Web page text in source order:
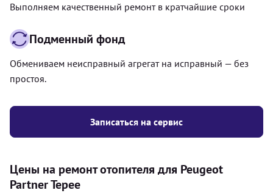
Записаться на сервис
Выполняем качественный ремонт в кратчайшие сроки
Подменный фонд
Обмениваем неисправный агрегат на исправный — без
простоя.
Цены на ремонт отопителя для Peugeot
Partner Tepee